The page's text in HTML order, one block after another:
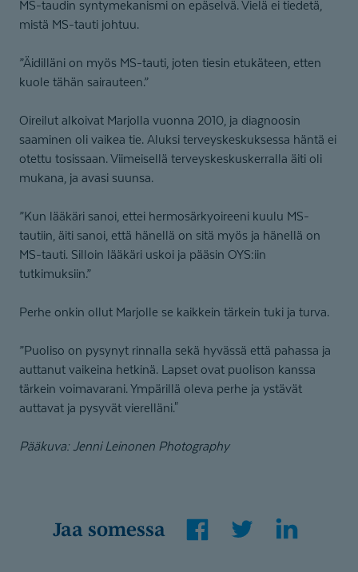
MS-taudin syntymekanismi on epäselvä. Vielä ei tiedetä,
mistä MS-tauti johtuu.
”Äidilläni on myös MS-tauti, joten tiesin etukäteen, etten
kuole tähän sairauteen.”
Oireilut alkoivat Marjolla vuonna 2010, ja diagnoosin
saaminen oli vaikea tie. Aluksi terveyskeskuksessa häntä ei
otettu tosissaan. Viimeisellä terveyskeskuskerralla äiti oli
mukana, ja avasi suunsa.
”Kun lääkäri sanoi, ettei hermosärkyoireeni kuulu MS-
tautiin, äiti sanoi, että hänellä on sitä myös ja hänellä on
MS-tauti. Silloin lääkäri uskoi ja pääsin OYS:iin
tutkimuksiin.”
Perhe onkin ollut Marjolle se kaikkein tärkein tuki ja turva.
”Puoliso on pysynyt rinnalla sekä hyvässä että pahassa ja
auttanut vaikeina hetkinä. Lapset ovat puolison kanssa
tärkein voimavarani. Ympärillä oleva perhe ja ystävät
auttavat ja pysyvät vierelläni."
Pääkuva: Jenni Leinonen Photography
Jaa somessa